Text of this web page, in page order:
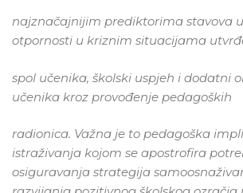
najznačajnijim prediktorima stavova
otpornosti u kriznim situacijama
spol učenika, školski uspjeh i dodatni
učenika kroz provođenje pedagoških
radionica. Važna je to pedagoška
istraživanja kojom se apostrofira
osiguravanja strategija